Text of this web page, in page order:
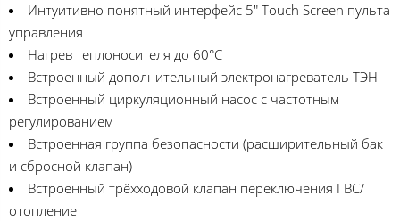
Интуитивно понятный интерфейс 5" Touch Screen пульта
управления
Нагрев теплоносителя до 60°C
Встроенный дополнительный электронагреватель ТЭН
Встроенный циркуляционный насос с частотным
регулированием
Встроенная группа безопасности (расширительный бак
и сбросной клапан)
Встроенный трёхходовой клапан переключения ГВС/
отопление